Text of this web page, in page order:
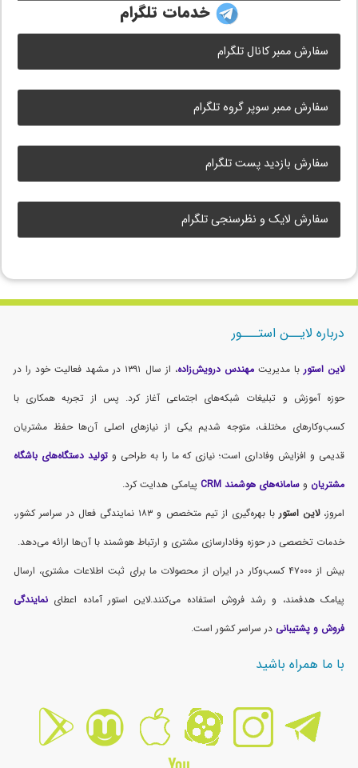
خدمات تلگرام
سفارش ممبر کانال تلگرام
سفارش ممبر سوپر گروه تلگرام
سفارش بازدید پست تلگرام
سفارش لایک و نظرسنجی تلگرام